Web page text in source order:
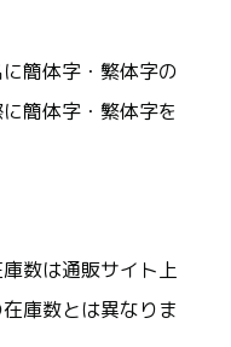
簡体字・繁体字の
簡体字・繁体字を
数は通販サイト上
庫数とは異なりま